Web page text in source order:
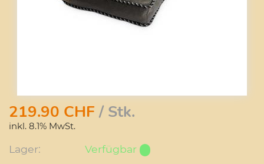
219.90 CHF/ Stk.
inkl. 8.1% MwSt.
Lager: Verfügbar